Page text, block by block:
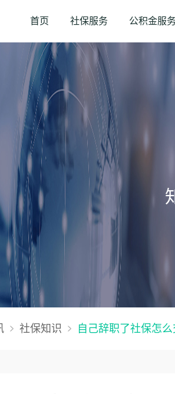
首页 社保服务 公积金服
社保知识 自己辞职了社保怎么